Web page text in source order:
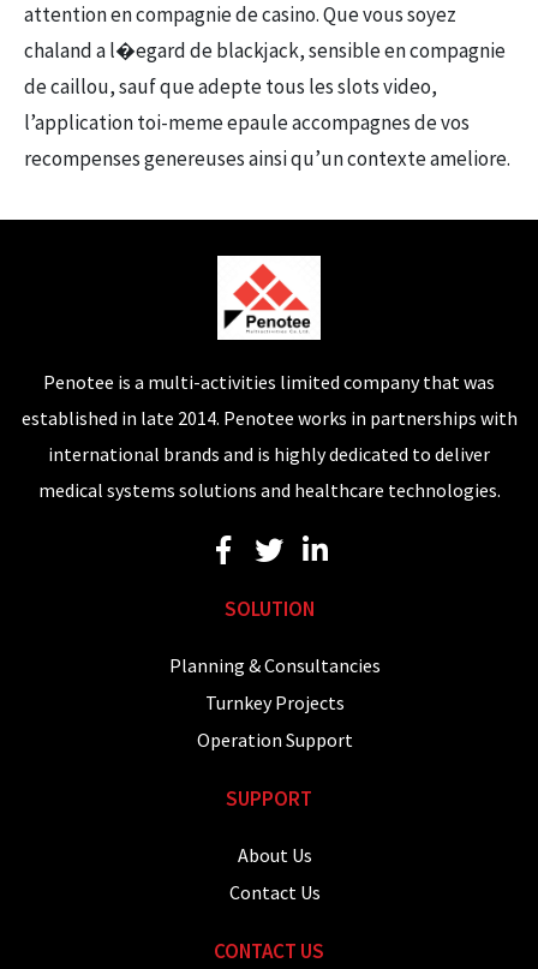
attention en compagnie de casino. Que vous soyez
chaland a l�egard de blackjack, sensible en compagnie
de caillou, sauf que adepte tous les slots video,
l’application toi-meme epaule accompagnes de vos
recompenses genereuses ainsi qu’un contexte ameliore.
Penotee is a multi-activities limited company that was
established in late 2014. Penotee works in partnerships with
international brands and is highly dedicated to deliver
medical systems solutions and healthcare technologies.
SOLUTION
Planning & Consultancies
Turnkey Projects
Operation Support
SUPPORT
About Us
Contact Us
CONTACT US